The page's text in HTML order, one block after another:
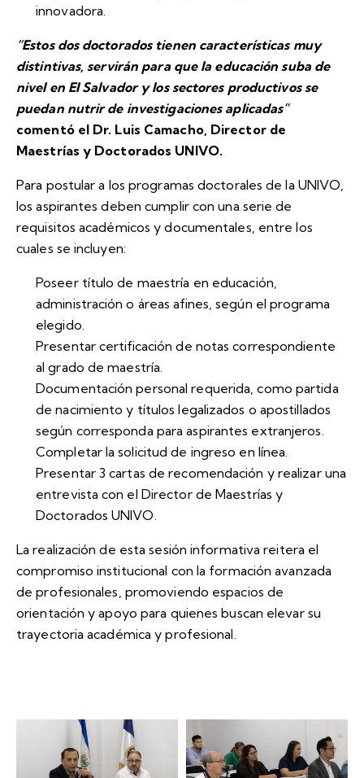
innovadora.
“Estos dos doctorados tienen características muy
distintivas, servirán para que la educación suba de
nivel en El Salvador y los sectores productivos se
puedan nutrir de investigaciones aplicadas”
comentó el Dr. Luis Camacho, Director de
Maestrías y Doctorados UNIVO.
Para postular a los programas doctorales de la UNIVO,
los aspirantes deben cumplir con una serie de
requisitos académicos y documentales, entre los
cuales se incluyen:
Poseer título de maestría en educación,
administración o áreas afines, según el programa
elegido.
Presentar certificación de notas correspondiente
al grado de maestría.
Documentación personal requerida, como partida
de nacimiento y títulos legalizados o apostillados
según corresponda para aspirantes extranjeros.
Completar la solicitud de ingreso en línea.
Presentar 3 cartas de recomendación y realizar una
entrevista con el Director de Maestrías y
Doctorados UNIVO.
La realización de esta sesión informativa reitera el
compromiso institucional con la formación avanzada
de profesionales, promoviendo espacios de
orientación y apoyo para quienes buscan elevar su
trayectoria académica y profesional.